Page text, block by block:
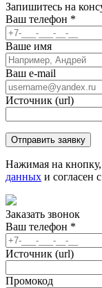
Запишитесь на
Ваш телефон *
Ваше имя
Ваш e-mail
Источник (url)
Нажимая на кнопку,
данных и согласен с
Заказать звонок
Ваш телефон *
Источник (url)
Промокод